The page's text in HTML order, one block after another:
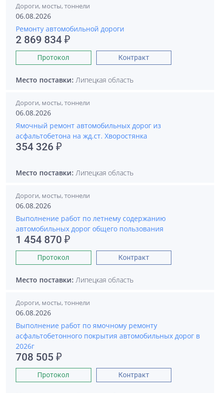
Дороги, мосты, тоннели
06.08.2026
Ремонту автомобильной дороги
2 869 834 ₽
Протокол Контракт
Место поставки: Липецкая область
Дороги, мосты, тоннели
06.08.2026
Ямочный ремонт автомобильных дорог из
асфальтобетона на жд.ст. Хворостянка
354 326 ₽
Место поставки: Липецкая область
Дороги, мосты, тоннели
06.08.2026
Выполнение работ по летнему содержанию
автомобильных дорог общего пользования
1 454 870 ₽
Протокол Контракт
Место поставки: Липецкая область
Дороги, мосты, тоннели
06.08.2026
Выполнение работ по ямочному ремонту
асфальтобетонного покрытия автомобильных дорог в
2026г
708 505 ₽
Протокол Контракт